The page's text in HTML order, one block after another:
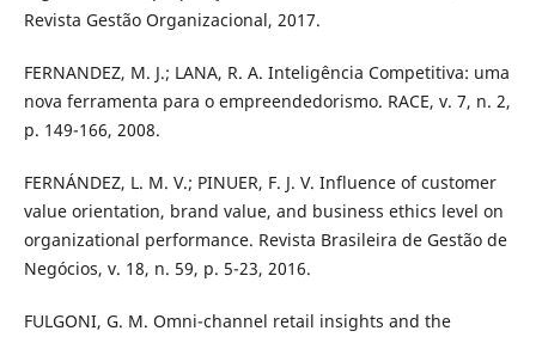
Revista Gestão Organizacional, 2017.
FERNANDEZ, M. J.; LANA, R. A. Inteligência Competitiva: uma
nova ferramenta para o empreendedorismo. RACE, v. 7, n. 2,
p. 149-166, 2008.
FERNÁNDEZ, L. M. V.; PINUER, F. J. V. Influence of customer
value orientation, brand value, and business ethics level on
organizational performance. Revista Brasileira de Gestão de
Negócios, v. 18, n. 59, p. 5-23, 2016.
FULGONI, G. M. Omni-channel retail insights and the